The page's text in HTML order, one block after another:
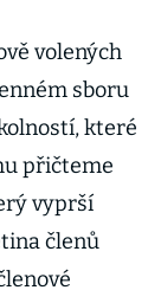
volených
sboru
které
přičteme
vyprší
členů